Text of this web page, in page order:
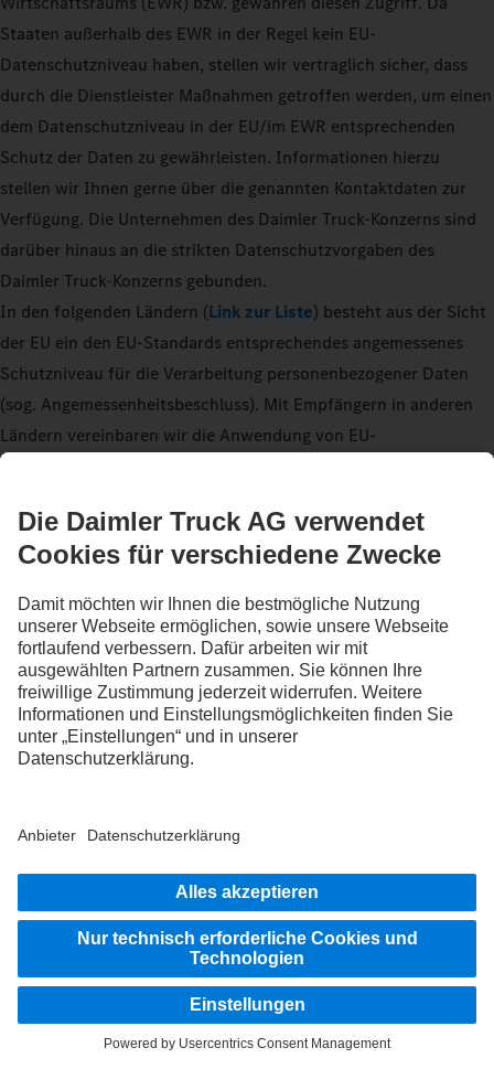
Staaten außerhalb des EWR in der Regel kein EU-
Datenschutzniveau haben, stellen wir vertraglich sicher, dass
durch die Dienstleister Maßnahmen getroffen werden, um einen
dem Datenschutzniveau in der EU/im EWR entsprechenden
Schutz der Daten zu gewährleisten. Informationen hierzu
stellen wir Ihnen gerne über die genannten Kontaktdaten zur
Verfügung. Die Unternehmen des Daimler Truck-Konzerns sind
darüber hinaus an die strikten Datenschutzvorgaben des
Daimler Truck-Konzerns gebunden.
In den folgenden Ländern (Link zur Liste) besteht aus der Sicht
der EU ein den EU-Standards entsprechendes angemessenes
Schutzniveau für die Verarbeitung personenbezogener Daten
(sog. Angemessenheitsbeschluss). Mit Empfängern in anderen
Ländern vereinbaren wir die Anwendung von EU-
Standardvertragsklauseln oder verbindlichen
Anforderungen ein „angemessenes Schutzniveau“ zu schaffen.
Kontaktformular erhoben werden, werden seitens der DTAG
exklusiv an die für die Bearbeitung der Anfrage zuständigen
Dienstleister, Geschäftspartner (lokale Vertreter) und internen
Abteilungen übermittelt.
Stand:Oktober 2024
BLEIB IN KONTAKT.
Entdecke Mercedes-Benz Trucks auf unseren digitalen